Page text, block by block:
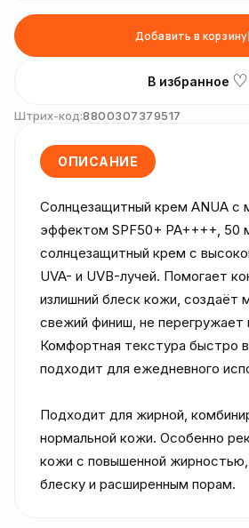
Добавить в корзину
В избранное ♡
Штрих-код:8800307379517
ОПИСАНИЕ
Солнцезащитный крем ANUA
эффектом SPF50+ PA++++, 50
солнцезащитный крем с
UVA- и UVB-лучей. Помогает
излишний блеск кожи, создаёт
свежий финиш, не перегружает
Комфортная текстура быстро
подходит для ежедневного
Подходит для жирной,
нормальной кожи. Особенно
кожи с повышенной
блеску и расширенным порам.